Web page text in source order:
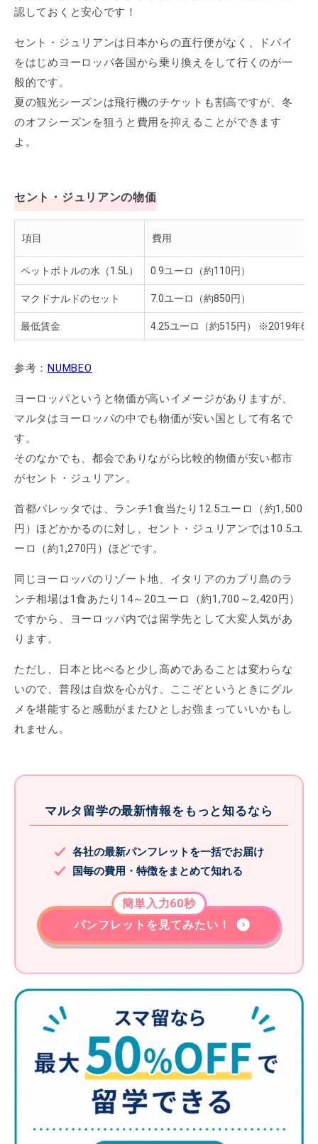
認しておくと安心です！
セント・ジュリアンは日本からの直行便がなく、ドバイ
をはじめヨーロッパ各国から乗り換えをして行くのが一
般的です。
夏の観光シーズンは飛行機のチケットも割高ですが、冬
のオフシーズンを狙うと費用を抑えることができます
よ。
セント・ジュリアンの物価
項目 費用
ペットボトルの水（1.5L） 0.9ユーロ（約110円）
マクドナルドのセット 7.0ユーロ（約850円）
最低賃金 4.25ユーロ（約515円） ※2019年6
参考：NUMBEO
ヨーロッパというと物価が高いイメージがありますが、
マルタはヨーロッパの中でも物価が安い国として有名で
す。
そのなかでも、都会でありながら比較的物価が安い都市
がセント・ジュリアン。
首都バレッタでは、ランチ1食当たり12.5ユーロ（約1,500
円）ほどかかるのに対し、セント・ジュリアンでは10.5ユ
ーロ（約1,270円）ほどです。
同じヨーロッパのリゾート地、イタリアのカプリ島のラ
ンチ相場は1食あたり14～20ユーロ（約1,700～2,420円）
ですから、ヨーロッパ内では留学先として大変人気があ
ります。
ただし、日本と比べると少し高めであることは変わらな
いので、普段は自炊を心がけ、ここぞというときにグル
メを堪能すると感動がまたひとしお強まっていいかもし
れません。
マルタ留学の最新情報をもっと知るなら
各社の最新パンフレットを一括でお届け
国毎の費用・特徴をまとめて知れる
パンフレットを見てみたい！
簡単入力60秒